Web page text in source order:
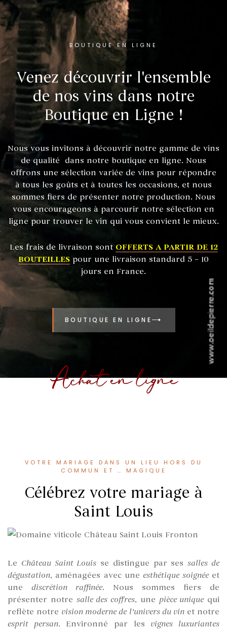
BOUTIQUE EN LIGNE
Venez découvrir l'ensemble
de nos vins dans notre
Boutique en Ligne !
Nous vous invitons à découvrir notre gamme de vins
de qualité dans notre boutique en ligne. Nous
offrons une sélection variée de vins pour répondre
à tous les goûts et à toutes les occasions, et nous
sommes fiers de présenter notre production. Nous
vous encourageons à parcourir notre sélection en
ligne pour trouver le vin qui vous convient le mieux.
Les frais de livraison sont OFFERTS A PARTIR DE 12
BOUTEILLES pour une livraison standard 5 – 10
jours en France.
BOUTIQUE EN LIGNE
Achat en ligne
VOTRE MARIAGE DANS UN LIEU HORS DU
COMMUN ET … MAGIQUE
Célébrez votre mariage à
Saint Louis
Le Château Saint Louis se distingue par sessalles de
dégustation, aménagées avec uneesthétique soignéeet
une discrétion raffinée. Nous sommes fiers de
présenter notre salle des coffres, une pièce uniquequi
reflète notre vision moderne de l’univers du vinet notre
esprit persan. Environné par les vignes luxuriantes